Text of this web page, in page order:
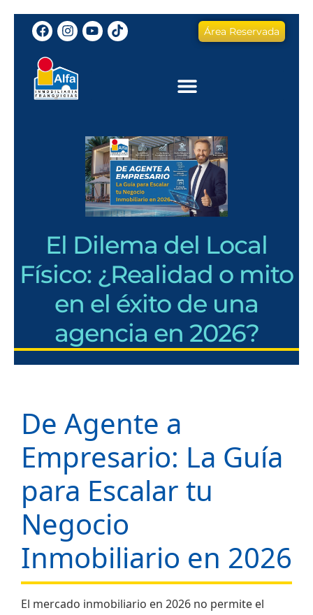
Área Reservada
El Dilema del Local
Físico: ¿Realidad o mito
en el éxito de una
agencia en 2026?
De Agente a
Empresario: La Guía
para Escalar tu
Negocio
Inmobiliario en 2026
El mercado inmobiliario en 2026 no permite el